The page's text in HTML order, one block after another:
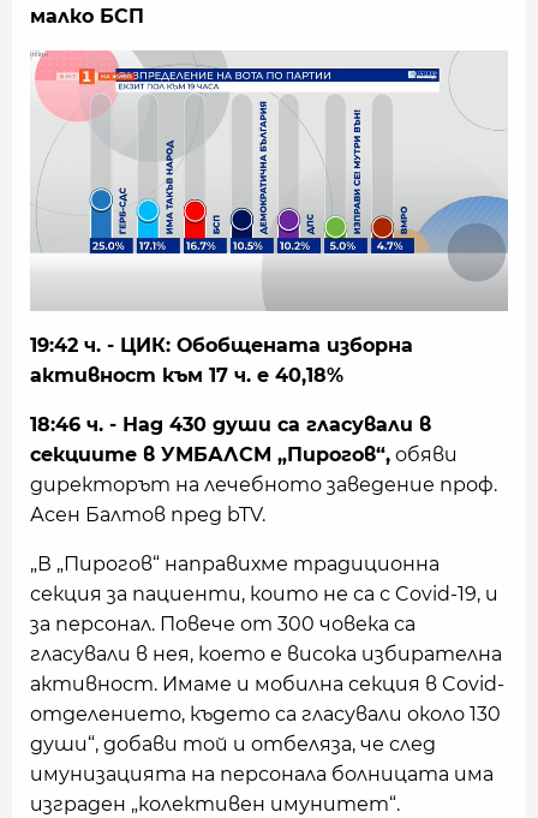
малко БСП
19:42 ч. - ЦИК: Обобщената изборна
активност към 17 ч. е 40,18%
18:46 ч. - Над 430 души са гласували в
секциите в УМБАЛСМ „Пирогов“, обяви
директорът на лечебното заведение проф.
Асен Балтов пред bTV.
„В „Пирогов“ направихме традиционна
секция за пациенти, които не са с Covid-19, и
за персонал. Повече от 300 човека са
гласували в нея, което е висока избирателна
активност. Имаме и мобилна секция в Covid-
отделението, където са гласували около 130
души“, добави той и отбеляза, че след
имунизацията на персонала болницата има
изграден „колективен имунитет“.